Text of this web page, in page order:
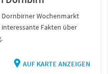
Dornbirner Wochenmarkt
Fakten über
AUF KARTE ANZEIGEN